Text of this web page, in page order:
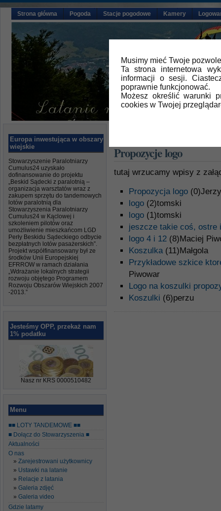
Musimy mieć Twoje
Ta strona internetowa
informacji o sesji.
poprawnie funkcjonować.
Możesz określić warunki
cookies w Twojej
Strona główna Pogoda Stacje pogodowe Kamery
Europa inwestująca w obszary
wiejskie
Stowarzyszenie Paralotniarzy
Cumulus24 uzyskało
dofinansowanie do projektu
„Beskid Sądecki z paralotnią –
organizacja warsztatów wraz z
zakupem sprzętu do tandemowych
lotów paralotnią dla
Stowarzyszenia Paralotniarzy
Cumulus24 w Kąclowej i
szkoleniem pilotów oraz
umożliwienie mieszkańcom LGD
Perły Beskidu Sądeckiego odbycie
bezpłatnych lotów pasażerskich”.
Projekt współfinansowany był ze
środków Unii Europejskiej
EFRROW w ramach działania
„Wdrażanie lokalnych strategii
rozwoju objętego Programem
Rozwoju Obszarów Wiejskich 2007
-2013.”
Jesteśmy OPP, przekaż nam
1% podatku
Nasz nr KRS 0000510482
Menu
■■ LOTY TANDEMOWE ■■
■ Dołącz do Stowarzyszenia ■
Aktualności
O nas
Zarejestrowani użytkownicy
Ustawki na latanie
Relacje z latania
Galeria zdjęć
Galeria video
Gdzie latamy
Propozycje logo
tutaj wrzucamy wpisy z
Propozycja logo (0)Jerzy
logo (2)tomski
logo (1)tomski
jeszcze takie coś, ostre
logo 4 i 12 (8)Maciej
Koszulka(11)Małgola
Przykładowe szkice
Piwowar
Logo na koszulki
Koszulki (6)perzu